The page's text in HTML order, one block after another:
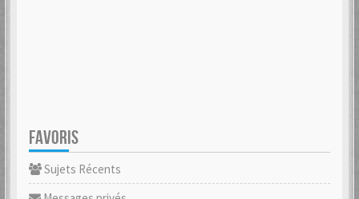
FAVORIS
Sujets Récents